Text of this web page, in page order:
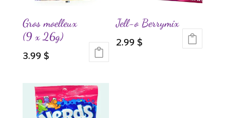
Gros moelleux
(9 x 26g)
3.99 $
Jell-o Berrymix
2.99$